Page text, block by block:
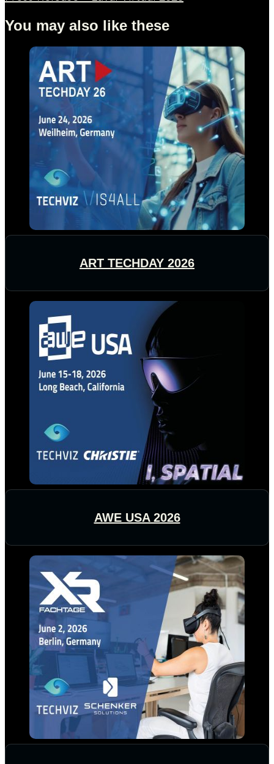
You may also like these
ART TECHDAY 2026
AWE USA 2026